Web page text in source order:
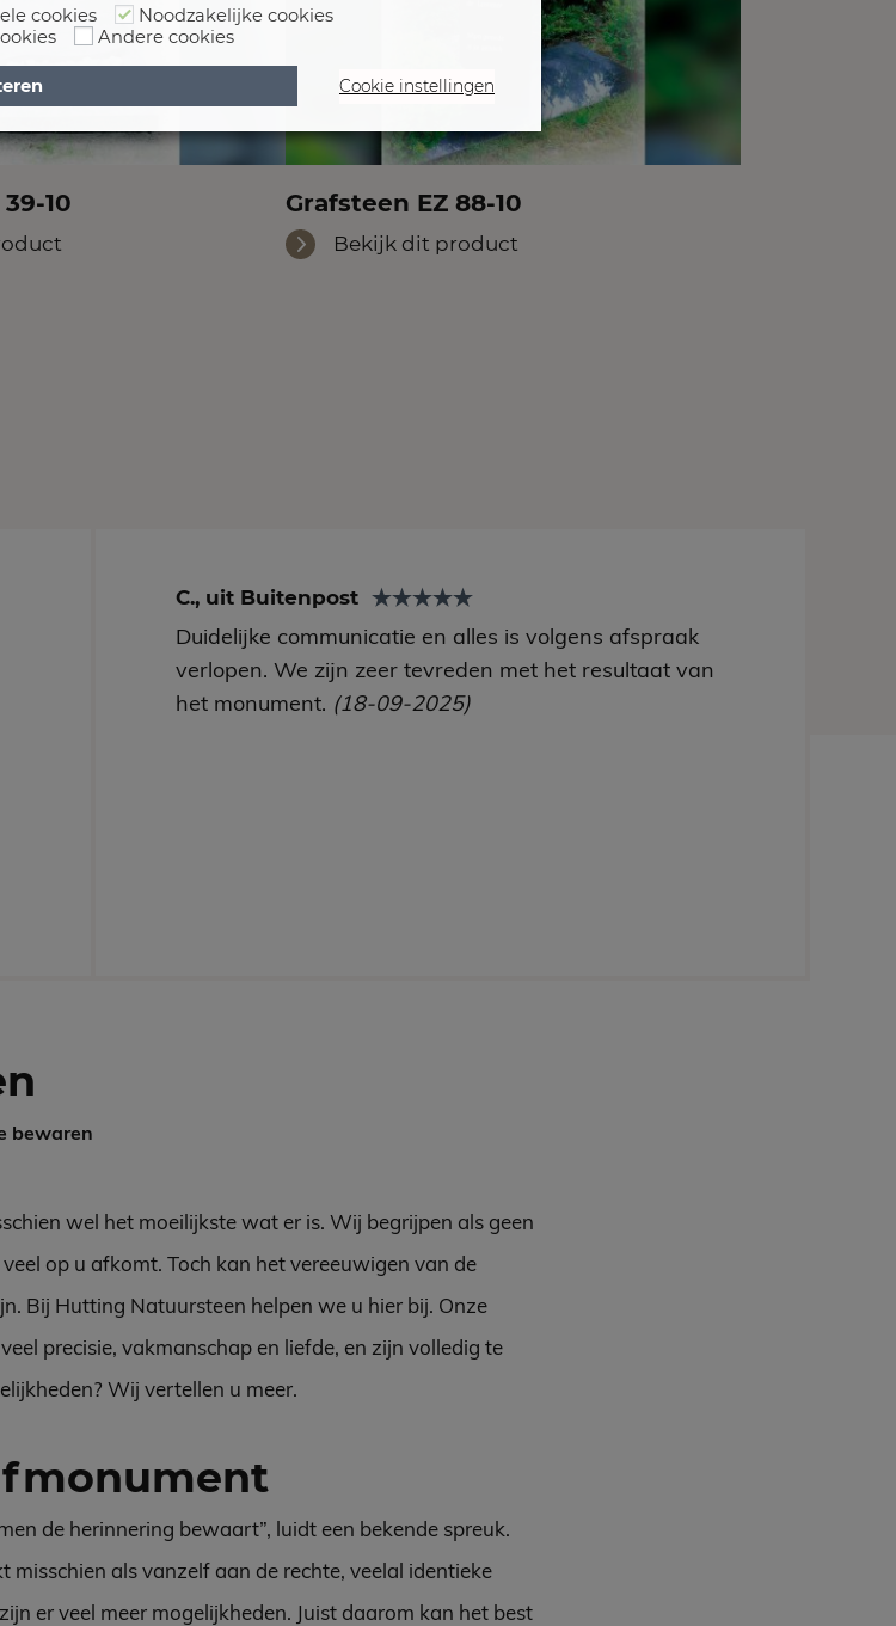
10 Grafsteen EZ 88-10
Bekijk dit product
C., uit Buitenpost
Duidelijke communicatie en alles is volgens afspraak
verlopen. We zijn zeer tevreden met het resultaat van
het monument. (18-09-2025)
bewaren
wel het moeilijkste wat er is. Wij begrijpen als geen
op u afkomt. Toch kan het vereeuwigen van de
Bij Hutting Natuursteen helpen we u hier bij. Onze
precisie, vakmanschap en liefde, en zijn volledig te
Wij vertellen u meer.
de herinnering bewaart”, luidt een bekende spreuk.
als vanzelf aan de rechte, veelal identieke
er veel meer mogelijkheden. Juist daarom kan het best
cookies
Noodzakelijke cookies
Andere cookies
Cookie instellingen